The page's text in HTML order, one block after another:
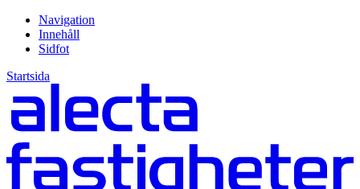
Navigation
Innehåll
Sidfot
Startsida